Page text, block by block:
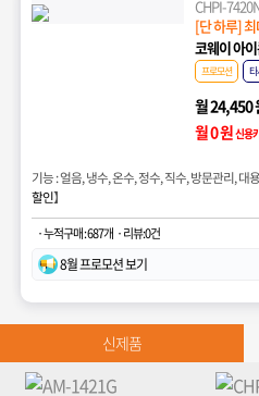
CHPI-
[단 하루]
코웨이 아
프로모션
월 24,450
월 0 원신용
기능 : 얼음, 냉수, 온수, 정수, 직수, 방문관리, 대
할인】
· 누적구매 : 687개· 리뷰:0건
8월 프로모션 보기
신제품